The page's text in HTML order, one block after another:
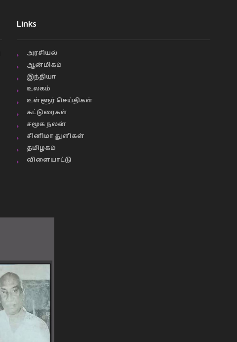
Links
அரசியல்
ஆன்மிகம்
இந்தியா
உலகம்
உள்ளூர் செய்திகள்
கட்டுரைகள்
சமூக நலன்
சினிமா துளிகள்
தமிழகம்
விளையாட்டு